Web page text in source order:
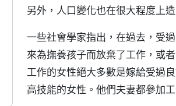
另外，人口變化也在很大程度上
一些社會學家指出，在過去，受
來為撫養孩子而放棄了工作，或
工作的女性絕大多數是嫁給受過
高技能的女性。他們夫妻都參加